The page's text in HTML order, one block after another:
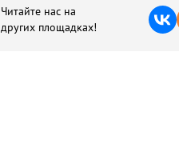
Читайте нас на
других площадках!